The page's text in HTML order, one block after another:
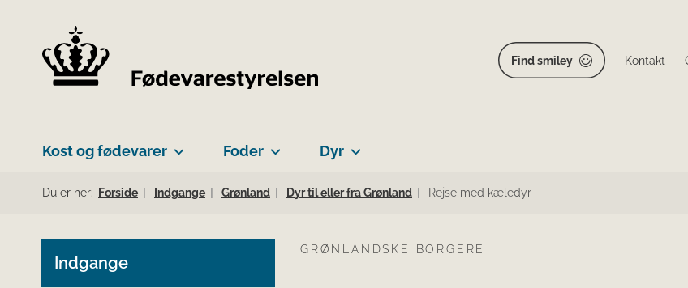
Find smiley Kontakt
Kost og fødevarer Foder Dyr
Du er her: Forside Indgange Grønland Dyr til eller fra Grønland Rejse med kæledyr
Indgange
GRØNLANDSKE BORGERE